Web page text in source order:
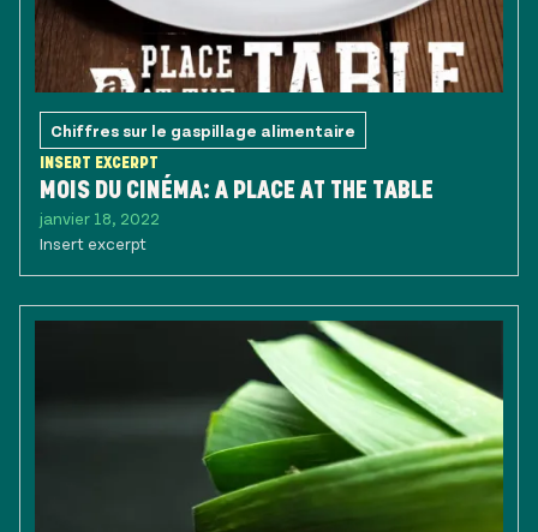
Chiffres sur le gaspillage alimentaire
INSERT EXCERPT
MOIS DU CINÉMA: A PLACE AT THE TABLE
janvier 18, 2022
Insert excerpt